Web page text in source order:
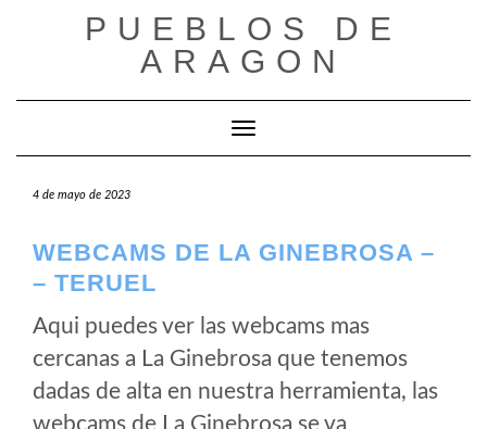
PUEBLOS DE
ARAGON
Cambiar modo de navegación
4 de mayo de 2023
WEBCAMS DE LA GINEBROSA –
– TERUEL
Aqui puedes ver las webcams mas
cercanas a La Ginebrosa que tenemos
dadas de alta en nuestra herramienta, las
webcams de La Ginebrosa se va